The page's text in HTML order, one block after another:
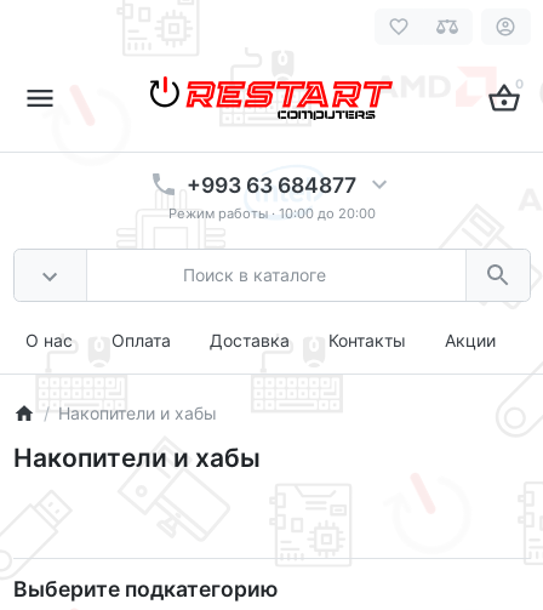
0
+993 63 684877
Режим работы · 10:00 до 20:00
О нас Оплата Доставка Контакты Акции
Накопители и хабы
Накопители и хабы
Выберите подкатегорию